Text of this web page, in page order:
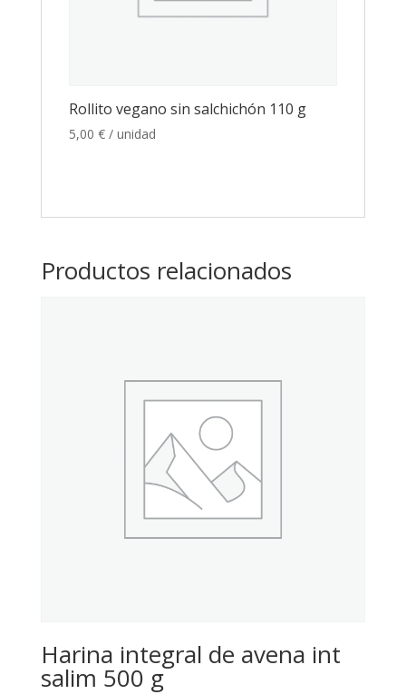
Rollito vegano sin salchichón 110 g
5,00 € / unidad
Productos relacionados
Harina integral de avena int
salim 500 g